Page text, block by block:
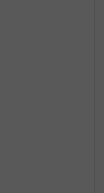
dem
Handlese und
Gärung
vier Wochen.
Wein 24
von 25
Jahr in